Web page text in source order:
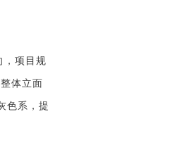
，项目规
体立面
色系，提